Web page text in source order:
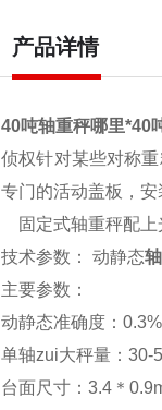
产品详情
40吨轴重秤哪里*40
侦权针对某些对称
专门的活动盖板，安
固定式轴重秤配
技术参数： 动静态
主要参数：
动静态准确度：
单轴zui大秤量：
台面尺寸：3.4＊